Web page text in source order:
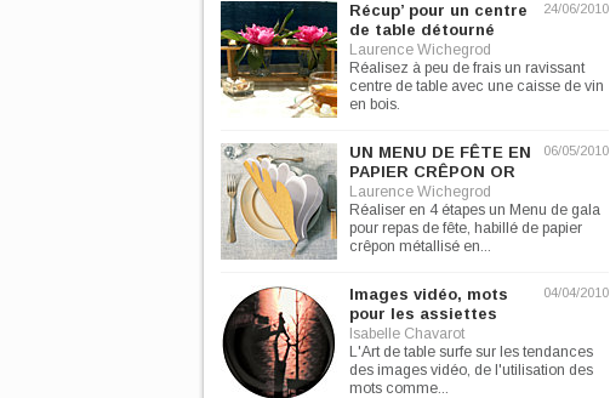
24/06/2010
Récup’ pour un centre
de table détourné
Laurence Wichegrod
Réalisez à peu de frais un ravissant
centre de table avec une caisse de vin
en bois.
06/05/2010
UN MENU DE FÊTE EN
PAPIER CRÊPON OR
Laurence Wichegrod
Réaliser en 4 étapes un Menu de gala
pour repas de fête, habillé de papier
crêpon métallisé en...
04/04/2010
Images vidéo, mots
pour les assiettes
Isabelle Chavarot
L'Art de table surfe sur les tendances
des images vidéo, de l'utilisation des
mots comme...